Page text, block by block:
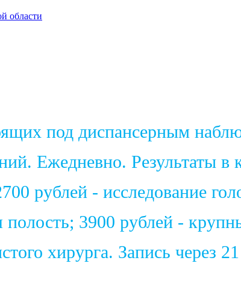
области
под диспансерным
Ежедневно. Результаты в
рублей - исследование
3900 рублей -
хирурга. Запись через